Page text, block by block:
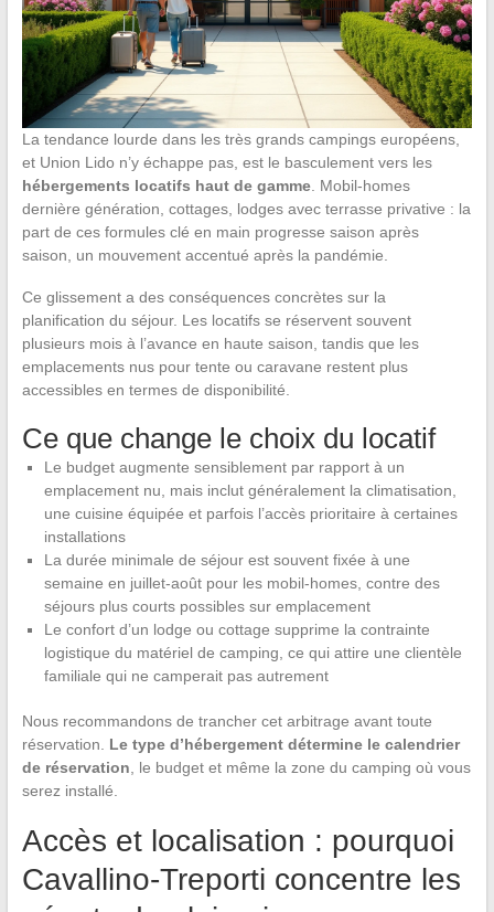
La tendance lourde dans les très grands campings européens,
et Union Lido n’y échappe pas, est le basculement vers les
hébergements locatifs haut de gamme. Mobil-homes
dernière génération, cottages, lodges avec terrasse privative : la
part de ces formules clé en main progresse saison après
saison, un mouvement accentué après la pandémie.
Ce glissement a des conséquences concrètes sur la
planification du séjour. Les locatifs se réservent souvent
plusieurs mois à l’avance en haute saison, tandis que les
emplacements nus pour tente ou caravane restent plus
accessibles en termes de disponibilité.
Ce que change le choix du locatif
Le budget augmente sensiblement par rapport à un
emplacement nu, mais inclut généralement la climatisation,
une cuisine équipée et parfois l’accès prioritaire à certaines
installations
La durée minimale de séjour est souvent fixée à une
semaine en juillet-août pour les mobil-homes, contre des
séjours plus courts possibles sur emplacement
Le confort d’un lodge ou cottage supprime la contrainte
logistique du matériel de camping, ce qui attire une clientèle
familiale qui ne camperait pas autrement
Nous recommandons de trancher cet arbitrage avant toute
réservation. Le type d’hébergement détermine le calendrier
de réservation, le budget et même la zone du camping où vous
serez installé.
Accès et localisation : pourquoi
Cavallino-Treporti concentre les